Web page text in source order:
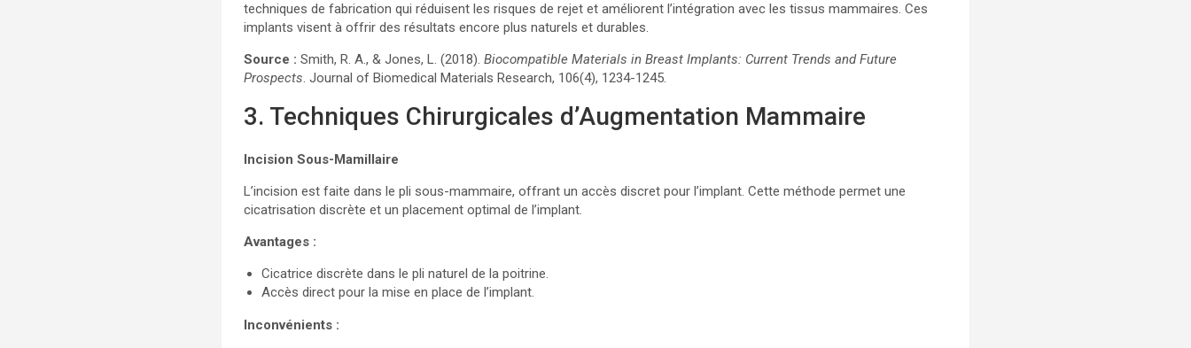
techniques de fabrication qui réduisent les risques de rejet et améliorent l’intégration avec les tissus mammaires. Ces
implants visent à offrir des résultats encore plus naturels et durables.
Source : Smith, R. A., & Jones, L. (2018).Biocompatible Materials in Breast Implants: Current Trends and Future
Prospects. Journal of Biomedical Materials Research, 106(4), 1234-1245.
3. Techniques Chirurgicales d’Augmentation Mammaire
Incision Sous-Mamillaire
L’incision est faite dans le pli sous-mammaire, offrant un accès discret pour l’implant. Cette méthode permet une
cicatrisation discrète et un placement optimal de l’implant.
Avantages :
Cicatrice discrète dans le pli naturel de la poitrine.
Accès direct pour la mise en place de l’implant.
Inconvénients :